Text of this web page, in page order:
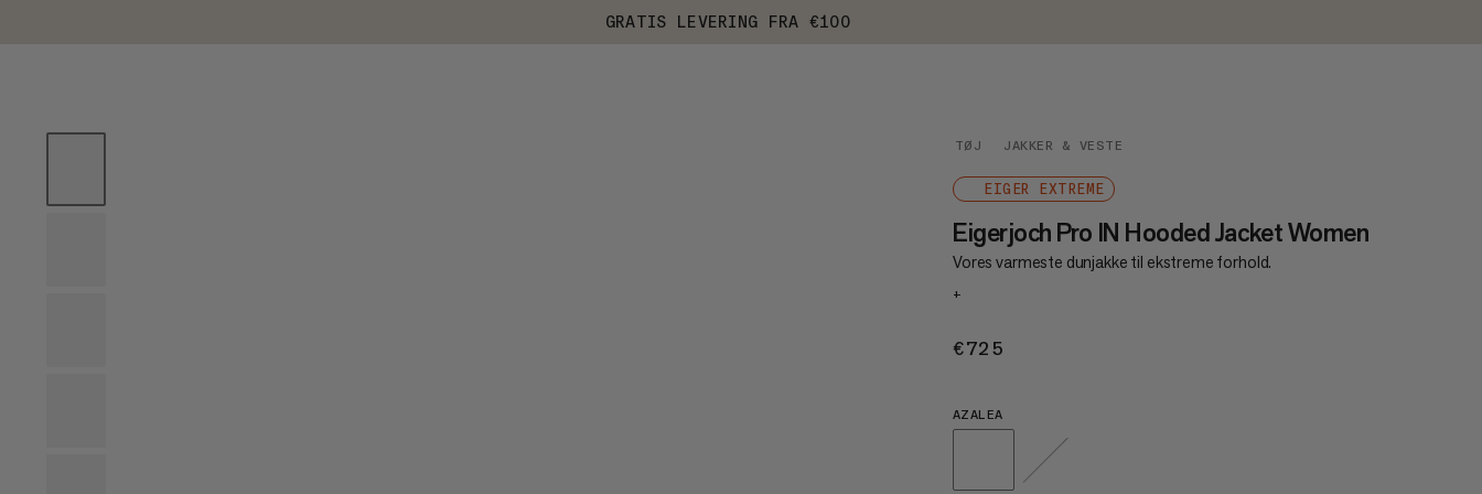
GRATIS LEVERING FRA €100
TØJ JAKKER & VESTE
EIGER EXTREME
Eigerjoch Pro IN Hooded Jacket Women
Vores varmeste dunjakke til ekstreme forhold.
+
€725
AZALEA